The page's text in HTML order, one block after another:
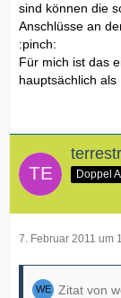
sind können die
Anschlüsse an
:pinch:
Für mich ist das
hauptsächlich als
Doppel
7. Februar 2011 um
Zitat von